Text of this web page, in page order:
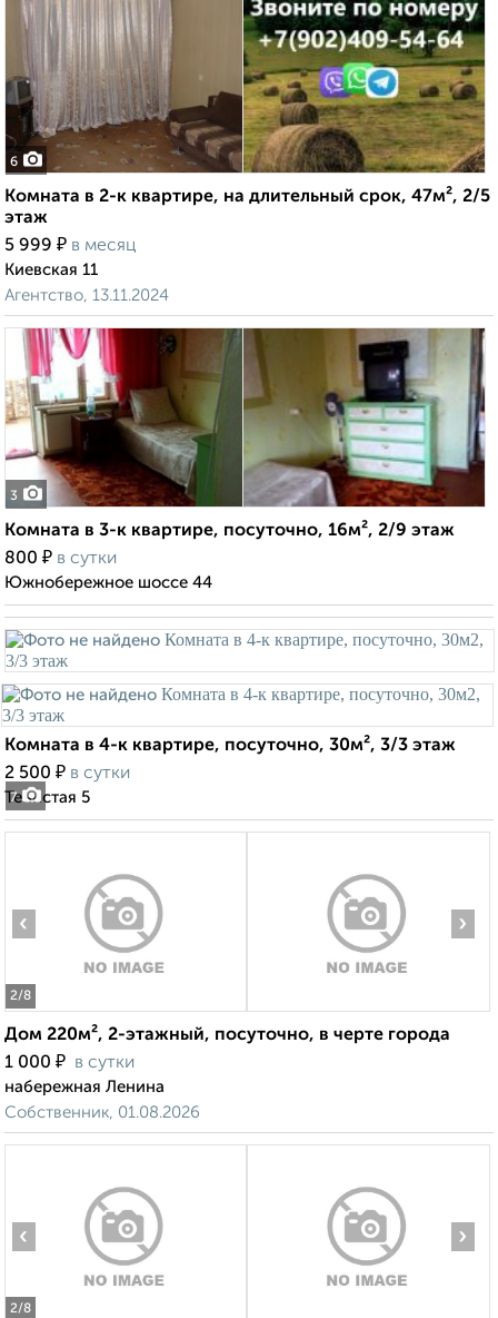
6
Комната в 2-к квартире, на длительный срок, 47м², 2/5
этаж
5 999 ₽ в месяц
Киевская 11
Агентство, 13.11.2024
3
Комната в 3-к квартире, посуточно, 16м², 2/9 этаж
800 ₽ в сутки
Южнобережное шоссе 44
7
Комната в 4-к квартире, посуточно, 30м², 3/3 этаж
2 500 ₽ в сутки
Тенистая 5
2/8
‹ ›
Дом 220м², 2-этажный, посуточно, в черте города
1 000 ₽ в сутки
набережная Ленина
Собственник, 01.08.2026
2/8
‹ ›